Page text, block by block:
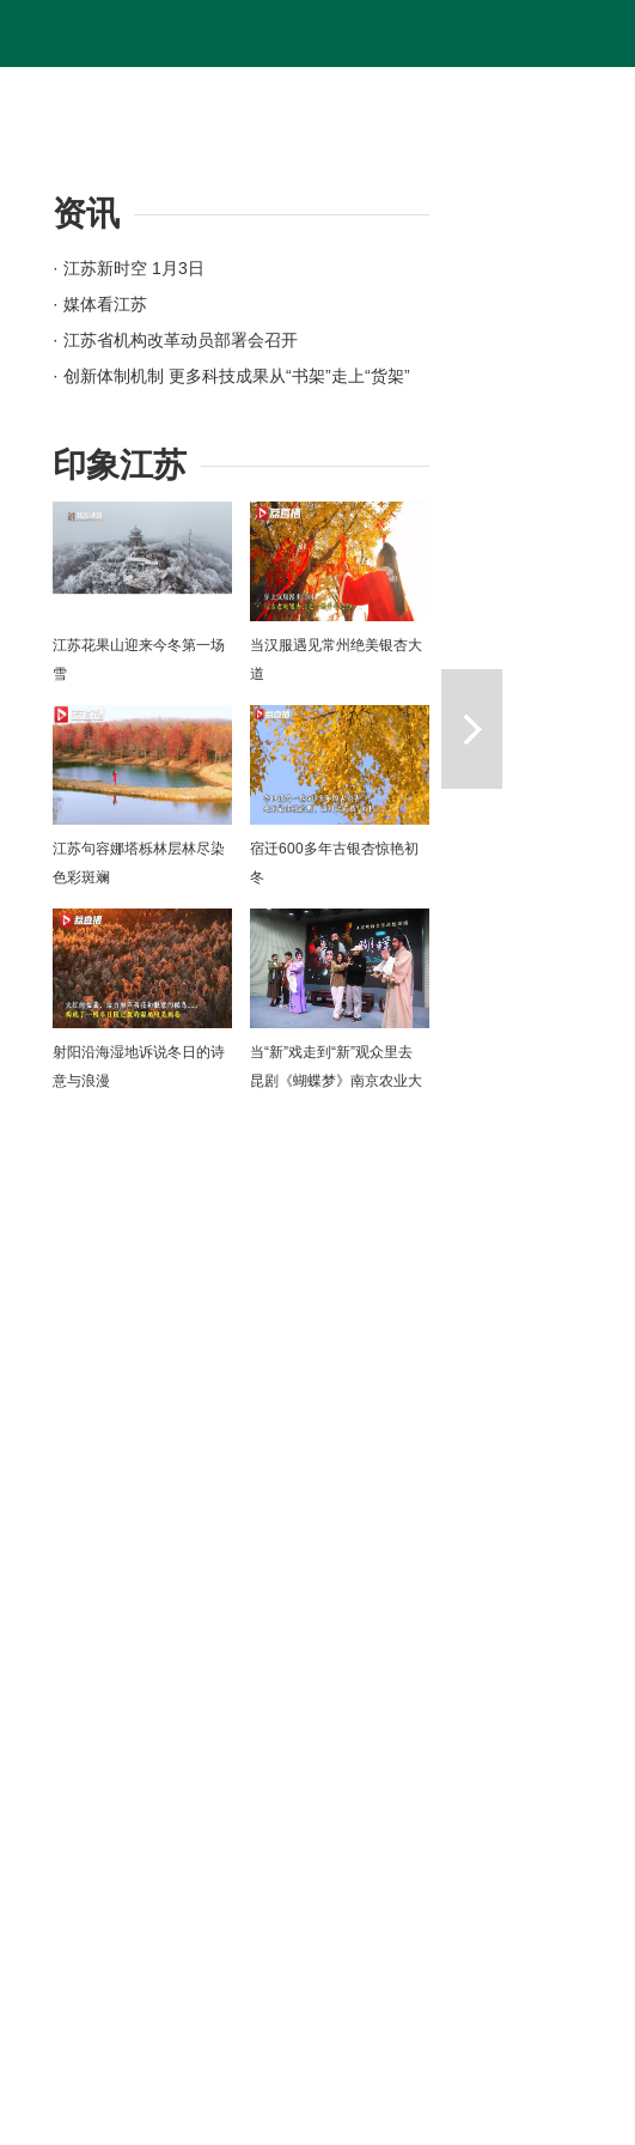
资讯
· 江苏新时空 1月3日
· 媒体看江苏
· 江苏省机构改革动员部署会召开
· 创新体制机制 更多科技成果从“书架”走上“货架”
· 苏州：奋力打造全球具有领先地位的“智造之城”
· 【改变在身边】今年起扬州环卫工享免费早餐
· 江苏高速公路因雾霾特级管制均已解除
印象江苏
江苏花果山迎来今冬第一场
雪
当汉服遇见常州绝美银杏大
道
江苏句容娜塔栎林层林尽染
色彩斑斓
宿迁600多年古银杏惊艳初
冬
射阳沿海湿地诉说冬日的诗
意与浪漫
当“新”戏走到“新”观众里去
昆剧《蝴蝶梦》南京农业大